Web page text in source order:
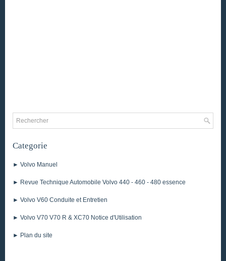
Categorie
► Volvo Manuel
► Revue Technique Automobile Volvo 440 - 460 - 480 essence
► Volvo V60 Conduite et Entretien
► Volvo V70 V70 R & XC70 Notice d'Utilisation
► Plan du site